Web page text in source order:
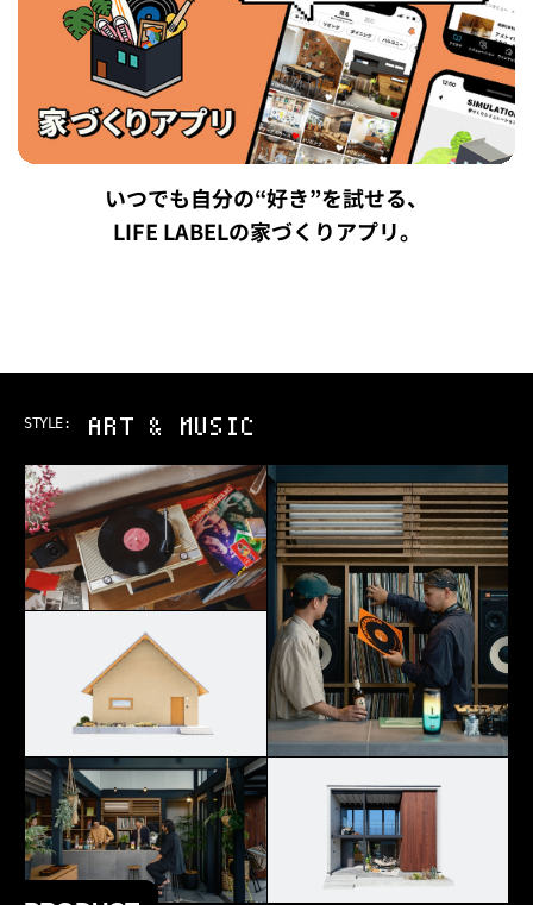
いつでも自分の“好き”を試せる、
LIFE LABELの家づくりアプリ。
STYLE: ART & MUSIC